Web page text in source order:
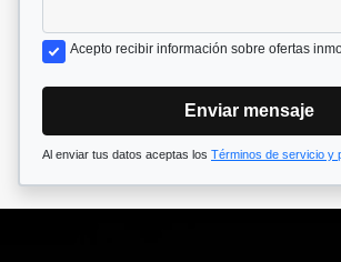
Acepto recibir información sobre ofertas
Enviar mensaje
Al enviar tus datos aceptas los Términos de servicio y